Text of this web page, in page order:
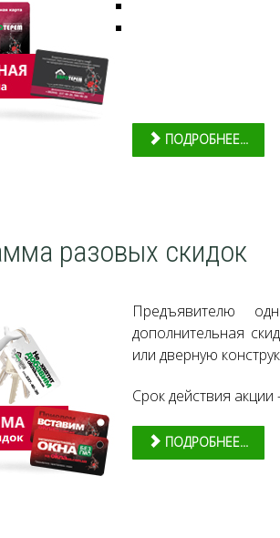
ПОДРОБНЕЕ...
разовых скидок
Предъявителю
дополнительная
или дверную
Срок действия акции
ПОДРОБНЕЕ...